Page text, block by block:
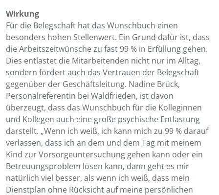
Wirkung
Für die Belegschaft hat das Wunschbuch einen
besonders hohen Stellenwert. Ein Grund dafür ist, dass
die Arbeitszeitwünsche zu fast 99 % in Erfüllung gehen.
Dies entlastet die Mitarbeitenden nicht nur im Alltag,
sondern fördert auch das Vertrauen der Belegschaft
gegenüber der Geschäftsleitung. Nadine Brück,
Personalreferentin bei Waldfrieden, ist davon
überzeugt, dass das Wunschbuch für die Kolleginnen
und Kollegen auch eine große psychische Entlastung
darstellt. „Wenn ich weiß, ich kann mich zu 99 % darauf
verlassen, dass ich an dem und dem Tag mit meinem
Kind zur Vorsorgeuntersuchung gehen kann oder ein
Betreuungsproblem lösen kann, dann geht es mir
natürlich viel besser, als wenn ich weiß, dass mein
Dienstplan ohne Rücksicht auf meine persönlichen